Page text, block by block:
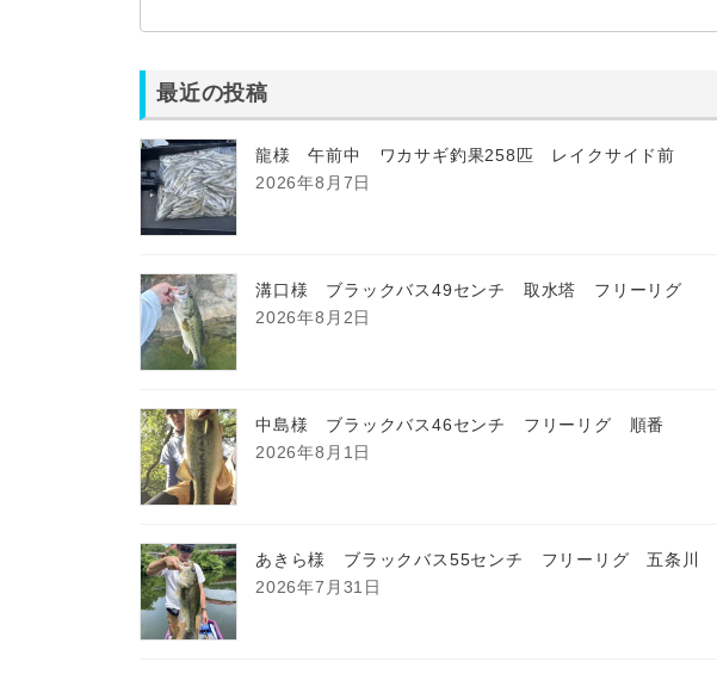
最近の投稿
龍様 午前中 ワカサギ釣果258匹 レイクサイド前
2026年8月7日
溝口様 ブラックバス49センチ 取水塔 フリーリグ
2026年8月2日
中島様 ブラックバス46センチ フリーリグ 順番
2026年8月1日
あきら様 ブラックバス55センチ フリーリグ 五条川
2026年7月31日